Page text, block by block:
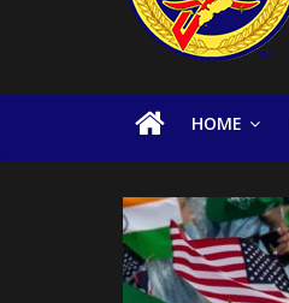
HOME